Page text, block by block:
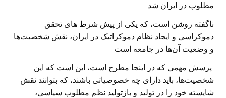
مطلوب در ایران شد.
ناگفته روشن است، که یکی از پیش شرط های تحقق
دموکراسی و ایجاد نظام دموکراتیک در ایران، نقش شخصیت‌ها
و وضعیت آن‌ها در جامعه است.
پرسش مهمی که در اینجا مطرح است، این است که این
شخصیت‌ها، باید دارای چه خصوصیاتی باشند، که بتوانند نقش
شایسته خود را در تولید و بازتولید نظم مطلوب سیاسی،